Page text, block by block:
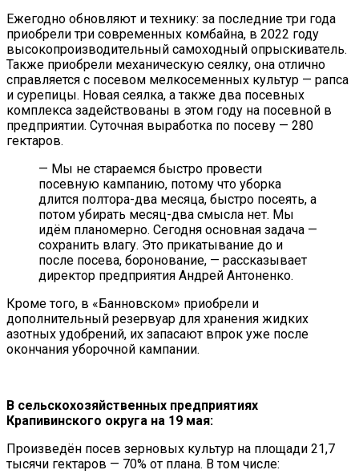
Ежегодно обновляют и технику: за последние три года
приобрели три современных комбайна, в 2022 году
высокопроизводительный самоходный опрыскиватель.
Также приобрели механическую сеялку, она отлично
справляется с посевом мелкосеменных культур — рапса
и сурепицы. Новая сеялка, а также два посевных
комплекса задействованы в этом году на посевной в
предприятии. Суточная выработка по посеву — 280
гектаров.
— Мы не стараемся быстро провести
посевную кампанию, потому что уборка
длится полтора-два месяца, быстро посеять, а
потом убирать месяц-два смысла нет. Мы
идём планомерно. Сегодня основная задача —
сохранить влагу. Это прикатывание до и
после посева, боронование, — рассказывает
директор предприятия Андрей Антоненко.
Кроме того, в «Банновском» приобрели и
дополнительный резервуар для хранения жидких
азотных удобрений, их запасают впрок уже после
окончания уборочной кампании.
В сельскохозяйственных предприятиях
Крапивинского округа на 19 мая:
Произведён посев зерновых культур на площади 21,7
тысячи гектаров — 70% от плана. В том числе: